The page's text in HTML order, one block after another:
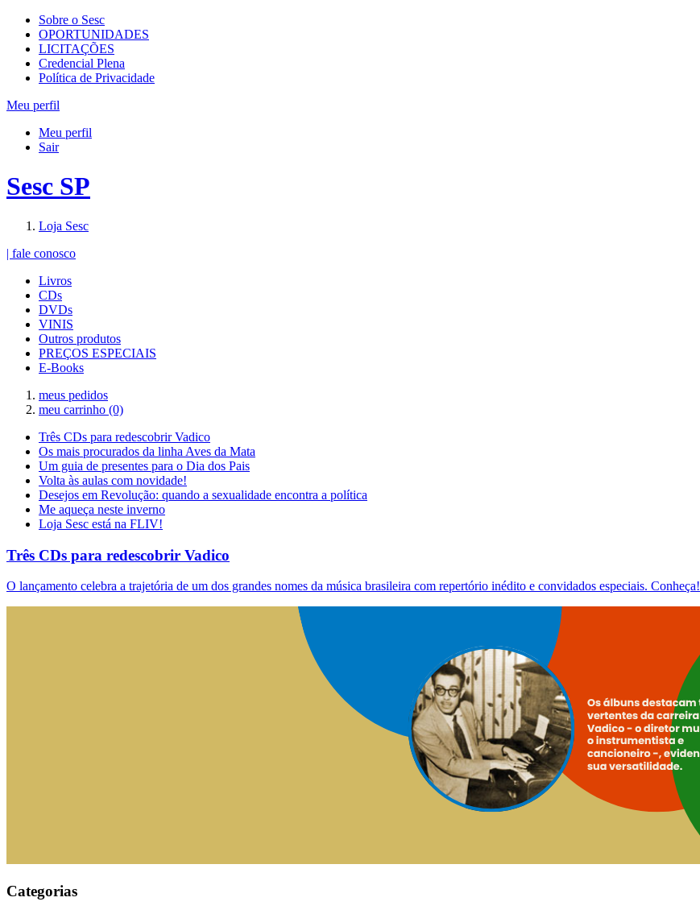
Sobre o Sesc
OPORTUNIDADES
LICITAÇÕES
Credencial Plena
Política de Privacidade
Meu perfil
Meu perfil
Sair
Sesc SP
Loja Sesc
| fale conosco
Livros
CDs
DVDs
VINIS
Outros produtos
PREÇOS ESPECIAIS
E-Books
meus pedidos
meu carrinho (0)
Três CDs para redescobrir Vadico
Os mais procurados da linha Aves da Mata
Um guia de presentes para o Dia dos Pais
Volta às aulas com novidade!
Desejos em Revolução: quando a sexualidade encontra a política
Me aqueça neste inverno
Loja Sesc está na FLIV!
Três CDs para redescobrir Vadico
O lançamento celebra a trajetória de um dos grandes nomes da música brasileira com repertório inédito e convidados especiais. Conheça!
Categorias